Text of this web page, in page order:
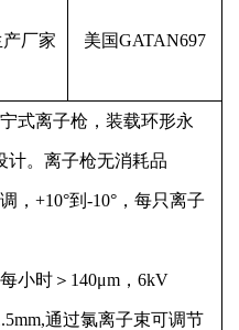
厂家 美国GATAN697
式离子枪，装载环形永
计。离子枪无消耗品
， +10°到 -10°，每只离子
小时＞ 140μm ， 6kV
通过氯离子束可调节